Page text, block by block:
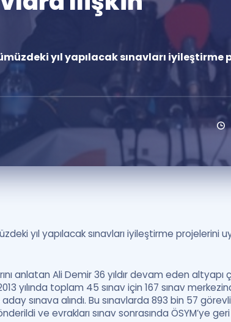
Kampanyalar
Eğitim ve
Blog
YDS - YÖKDİL
İngilizce Gramer
İngilizce Gramer
yıl yapılacak sınavları
yıl yapılacak sınavları iyileştirme
anlatan Ali Demir 36 yıldır devam eden altyapı
yılında toplam 45 sınav için 167 sınav
sınava alındı. Bu sınavlarda 893 bin 57 görevli
ve evrakları sınav sonrasında ÖSYM’ye